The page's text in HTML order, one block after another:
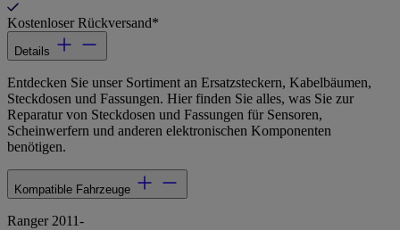
Kostenloser Rückversand*
Details
Entdecken Sie unser Sortiment an Ersatzsteckern, Kabelbäumen,
Steckdosen und Fassungen. Hier finden Sie alles, was Sie zur
Reparatur von Steckdosen und Fassungen für Sensoren,
Scheinwerfern und anderen elektronischen Komponenten
benötigen.
Kompatible Fahrzeuge
Ranger 2011-